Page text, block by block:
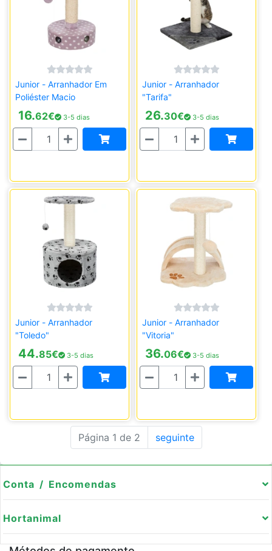
Junior - Arranhador Em
Poliéster Macio
16.62€ 3-5 dias
Quantidade
Junior - Arranhador
"Tarifa"
26.30€ 3-5 dias
Quantidade
Junior - Arranhador
"Toledo"
44.85€ 3-5 dias
Quantidade
Junior - Arranhador
"Vitoria"
36.06€ 3-5 dias
Quantidade
Página 1 de 2 seguinte
Conta / Encomendas
Hortanimal